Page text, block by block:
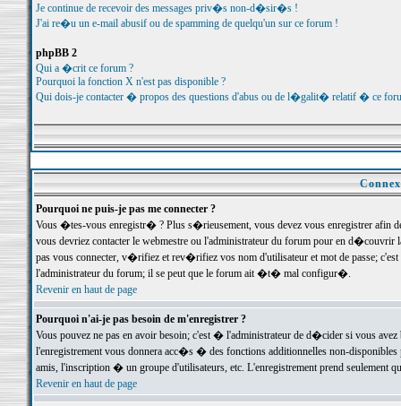
Je continue de recevoir des messages priv�s non-d�sir�s !
J'ai re�u un e-mail abusif ou de spamming de quelqu'un sur ce forum !
phpBB 2
Qui a �crit ce forum ?
Pourquoi la fonction X n'est pas disponible ?
Qui dois-je contacter � propos des questions d'abus ou de l�galit� relatif � ce
Pourquoi ne puis-je pas me connecter ?
Vous �tes-vous enregistr� ? Plus s�rieusement, vous devez vous enregistrer
vous devriez contacter le webmestre ou l'administrateur du forum pour en
pas vous connecter, v�rifiez et rev�rifiez vos nom d'utilisateur et mot de passe;
l'administrateur du forum; il se peut que le forum ait �t� mal configur�.
Revenir en haut de page
Pourquoi n'ai-je pas besoin de m'enregistrer ?
Vous pouvez ne pas en avoir besoin; c'est � l'administrateur de d�cider si vous
l'enregistrement vous donnera acc�s � des fonctions additionnelles non-
amis, l'inscription � un groupe d'utilisateurs, etc. L'enregistrement prend seulement
Revenir en haut de page